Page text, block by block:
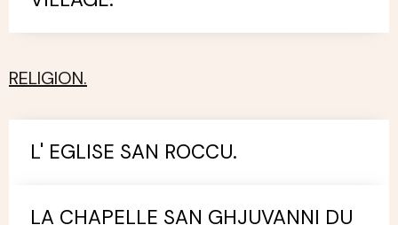
RELIGION.
L' EGLISE SAN ROCCU.
LA CHAPELLE SAN GHJUVANNI DU